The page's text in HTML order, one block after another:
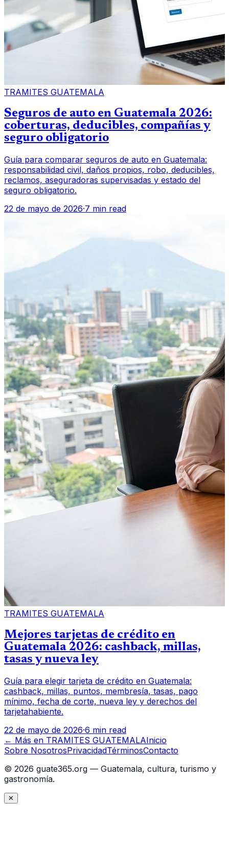
TRAMITES GUATEMALA
Seguros de auto en Guatemala 2026:
coberturas, deducibles, compañías y
seguro obligatorio
Guía para comparar seguros de auto en Guatemala:
responsabilidad civil, daños propios, robo, deducibles,
reclamos, aseguradoras supervisadas y estado del
seguro obligatorio.
22 de mayo de 2026·7 min read
TRAMITES GUATEMALA
Mejores tarjetas de crédito en
Guatemala 2026: cashback, millas,
tasas y nueva ley
Guía para elegir tarjeta de crédito en Guatemala:
cashback, millas, puntos, membresía, tasas, pago
mínimo, fecha de corte, nueva ley y derechos del
tarjetahabiente.
22 de mayo de 2026·6 min read
← Más en TRAMITES GUATEMALAInicio
Sobre NosotrosPrivacidadTérminosContacto
© 2026 guate365.org — Guatemala, cultura, turismo y
gastronomía.
✕